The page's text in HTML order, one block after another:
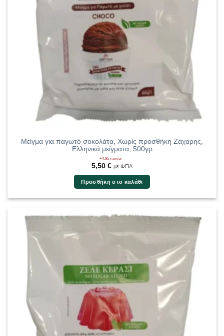
Μείγμα για παγωτό σοκολάτα, Χωρίς προσθήκη Ζάχαρης,
Ελληνικά μείγματα, 500γρ
+4,95 πόντοι
5,50 € με ΦΠΑ
Προσθήκη στο καλάθι